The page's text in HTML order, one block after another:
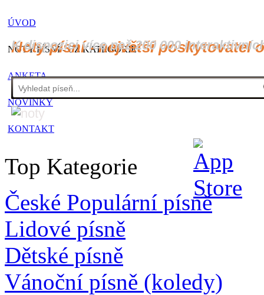
ÚVOD
NOTY PÍSNÍ - CZ KATEGORIE
ANKETA
NOVINKY
KONTAKT
Noty písní - největší poskytovatel
K dispozici více než 200 000
Top Kategorie
České Populární písně
Lidové písně
Dětské písně
Vánoční písně (koledy)